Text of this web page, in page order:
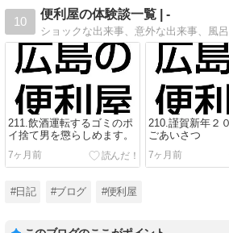
10
便利屋の体験談一覧 | -
211.飲酒運転するゴミのポ
イ捨て男を懲らしめます。
7ヶ月前
210.謹賀新年２
ごあいさつ
7ヶ月前
#日記 #ブログ #便利屋